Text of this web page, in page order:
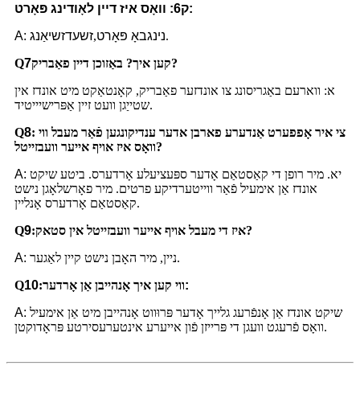
ק6: וואָס איז דיין לאָודינג פּאָרט:
A:
נינגבאָ פּאָרט,זשעדזשיאַנג
.
Q7 קען איך?באַזוכן דיין פאַבריק?
א: ווארעם באַגריסונג צו אונדזער פאַבריק, קאָנטאַקט מיט אונדז אין
שטייַגן וועט זיין אַפּרישיייטיד.
Q8: צי איר אָפפערט אַנדערע פארבן אדער ענדיקונגען פֿאַר מעבל ווי
וואָס איז אויף אייער וועבזייטל?
A: יא. מיר רופן די קאַסטאַם אָדער ספּעציעלע אָרדערס. ביטע שיקט
אונדז אַן אימעיל פֿאַר ווייטערדיקע פרטים. מיר פאָרשלאָגן נישט
קאַסטאַם אָרדערס אָנליין.
Q9:
איז די מעבל אויף אייער וועבזייטל אין סטאק?
A:
ניין, מיר האָבן נישט קיין לאַגער.
Q10:ווי קען איך אָנהייבן אַן אָרדער:
A: שיקט אונדז אַן אָנפֿרעג גלייך אָדער פּרוּווט אָנהייבן מיט אַן אימעיל
וואָס פֿרעגט וועגן די פּרייזן פֿון אייערע אינטערעסירטע פּראָדוקטן.